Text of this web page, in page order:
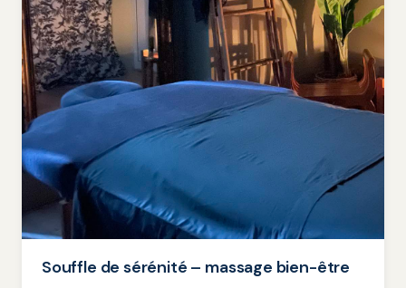
Souffle de sérénité – massage bien-être